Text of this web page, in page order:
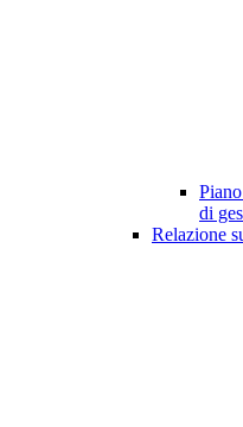
di
Relazione